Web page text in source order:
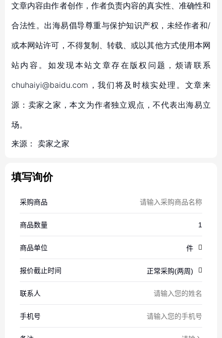
文章内容由作者创作，作者负责内容的真实性、准确性和
合法性。出海易倡导尊重与保护知识产权，未经作者和/
或本网站许可，不得复制、转载、或以其他方式使用本网
站内容。如发现本站文章存在版权问题，烦请联系
chuhaiyi@baidu.com，我们将及时核实处理。文章来
源：卖家之家，本文为作者独立观点，不代表出海易立
场。
来源： 卖家之家
填写询价